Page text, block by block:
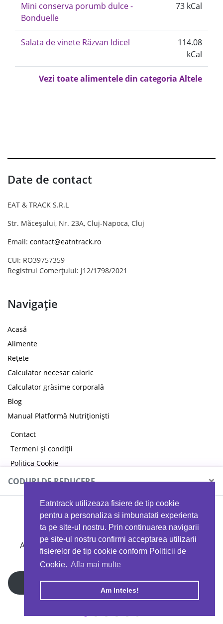
Eatntrack utilizeaza fisiere de tip cookie
pentru a personaliza si imbunatati experienta
ta pe site-ul nostru. Prin continuarea navigarii
pe site-ul nostru confirmi acceptarea utilizarii
fisierelor de tip cookie conform Politicii de
Cookie. Afla mai multe
Am Inteles!
Mini conserva porumb dulce -
Bonduelle
73 kCal
Salata de vinete Răzvan Idicel
114.08
kCal
Vezi toate alimentele din categoria Altele
Date de contact
EAT & TRACK S.R.L
Str. Măceșului, Nr. 23A, Cluj-Napoca, Cluj
Email: contact@eatntrack.ro
CUI: RO39757359
Registrul Comerțului: J12/1798/2021
Navigație
Acasă
Alimente
Rețete
Calculator necesar caloric
Calculator grăsime corporală
Blog
Manual Platformă Nutriționiști
Contact
Termeni și condiții
Politica Cookie
Politica de confidențialitate
Copyright © 2026 EAT & TRACK S.R.L
CODURI DE REDUCERE ×
MYPROTEIN
Ai 40%reducere la orice comandă folosind codul
EATTRACK
Profită acum